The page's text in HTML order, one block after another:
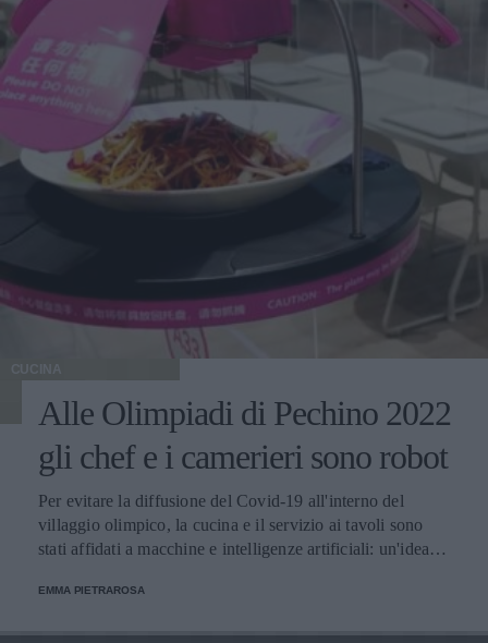
CUCINA
Alle Olimpiadi di Pechino 2022
gli chef e i camerieri sono robot
Per evitare la diffusione del Covid-19 all'interno del
villaggio olimpico, la cucina e il servizio ai tavoli sono
stati affidati a macchine e intelligenze artificiali: un'idea
EMMA PIETRAROSA